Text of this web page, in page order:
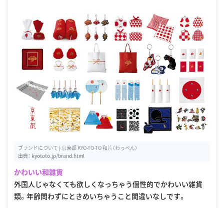
ブランドについて | 京東都 KYO-TO-TO 和片（わっぺん）
出典： kyototo.jp/brand.html
かわいい和雑貨
外国人じゃなくても欲しくなっちゃう個性的でかわいい雑貨
類。年齢問わずにときめいちゃうこと間違いなしです。